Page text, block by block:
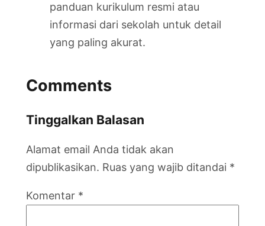
panduan kurikulum resmi atau
informasi dari sekolah untuk detail
yang paling akurat.
Comments
Tinggalkan Balasan
Alamat email Anda tidak akan
dipublikasikan. Ruas yang wajib ditandai *
Komentar *